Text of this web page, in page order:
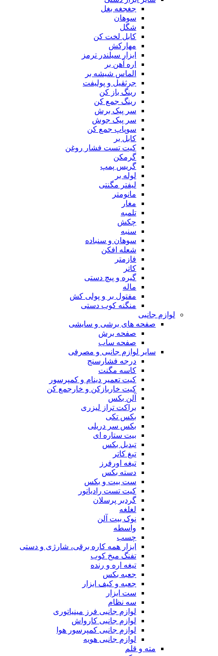
جغجغه بغل
سوهان
شگل
کابل لخت کن
مهارکش
ابزار سیلندر ترمز
اره آهن بر
الماس شیشه بر
جرثقیل و پولیفت
رینگ باز کن
رینگ جمع کن
سر پیک برش
سر پیک جوش
سوپاپ جمع کن
کابل بر
کیت تست فشار روغن
گرمکن
گریس پمپ
لوله بر
لیفتر مگنتی
مانومتر
مغار
تلمبه
چکش
سنبه
سوهان و سنباده
شعله افکن
فازمتر
کاتر
گیره و پیچ دستی
ماله
مفتول بر و پولی کش
منگنه کوب دستی
لوازم جانبی
صفحه های برشی و سایشی
صفحه برش
صفحه ساب
سایر لوازم جانبی و مصرفی
درجه فشارسنج
کاسه مگنت
کیت تعمیر دینام و کمپرسور
کیت خاربازکن و خارجمع کن
آلن بکس
براکت تراز لیزری
بکس تکی
بکس سر دریلی
بیت ستاره ای
تبدیل بکس
تیغ کاتر
تیغه اورفرز
دسته بکس
ست بیت و بکس
کیت تست رادیاتور
گردبر پرسلان
لغلغه
نوک بیت آلن
واسطه
چسب
ابزار همه کاره برقی، شارژی و دستی
تفنگ میخ کوب
تیغه اره و رنده
جعبه بکس
جعبه و کیف ابزار
ست ابزار
سه نظام
لوازم جانبی فرز مینیاتوری
لوازم جانبی کارواش
لوازم جانبی کمپرسور هوا
لوازم جانبی هویه
مته و قلم